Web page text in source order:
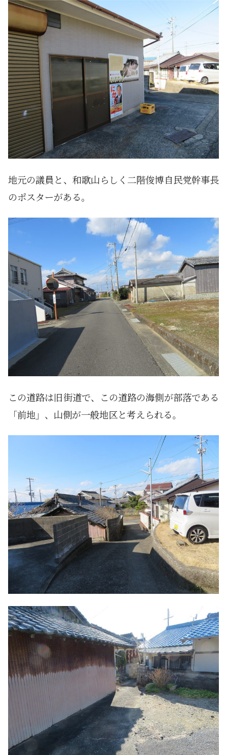
地元の議員と、和歌山らしく二階俊博自民党幹事長
のポスターがある。
この道路は旧街道で、この道路の海側が部落である
「前地」、山側が一般地区と考えられる。